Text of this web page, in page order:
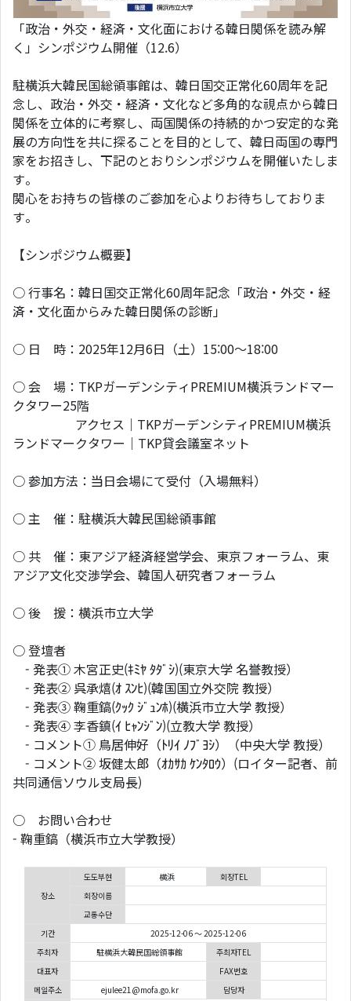
「政治・外交・経済・文化面における韓日関係を読み解
く」シンポジウム開催（12.6）
駐横浜大韓民国総領事館は、韓日国交正常化60周年を記
念し、政治・外交・経済・文化など多角的な視点から韓日
関係を立体的に考察し、両国関係の持続的かつ安定的な発
展の方向性を共に探ることを目的として、韓日両国の専門
家をお招きし、下記のとおりシンポジウムを開催いたしま
す。
関心をお持ちの皆様のご参加を心よりお待ちしておりま
す。
【シンポジウム概要】
○ 行事名：韓日国交正常化60周年記念「政治・外交・経
済・文化面からみた韓日関係の診断」
○ 日 時：2025年12月6日（土）15:00～18:00
○ 会 場：TKPガーデンシティPREMIUM横浜ランドマー
クタワー25階
アクセス｜TKPガーデンシティPREMIUM横浜
ランドマークタワー｜TKP貸会議室ネット
○ 参加方法：当日会場にて受付（入場無料）
○ 主 催：駐横浜大韓民国総領事館
○ 共 催：東アジア経済経営学会、東京フォーラム、東
アジア文化交渉学会、韓国人研究者フォーラム
○ 後 援：横浜市立大学
○ 登壇者
- 発表① 木宮正史(ｷﾐﾔ ﾀﾀﾞｼ)(東京大学 名誉教授）
- 発表② 呉承熺(ｵ ｽﾝﾋ)(韓国国立外交院 教授）
- 発表③ 鞠重鎬(ｸｯｸ ｼﾞｭﾝﾎ)(横浜市立大学 教授）
- 発表④ 李香鎮(ｲ ﾋｬﾝｼﾞﾝ)(立教大学 教授）
- コメント① 鳥居伸好（ﾄﾘｲ ﾉﾌﾞﾖｼ）（中央大学 教授）
- コメント② 坂健太郎（ｵｶｻｶ ｹﾝﾀﾛｳ）(ロイター記者、前
共同通信ソウル支局長)
○ お問い合わせ
- 鞠重鎬（横浜市立大学教授）
장소
도도부현 横浜
회장TEL
회장이름
교통수단
기간
2025-12-06 ～ 2025-12-06
주최자
駐横浜大韓民国総領事館
주최자TEL
대표자
FAX번호
메일주소
ejulee21@mofa.go.kr 담당자